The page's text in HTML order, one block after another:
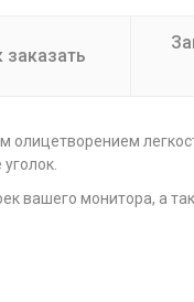
заказать
олицетворением
вашего монитора, а